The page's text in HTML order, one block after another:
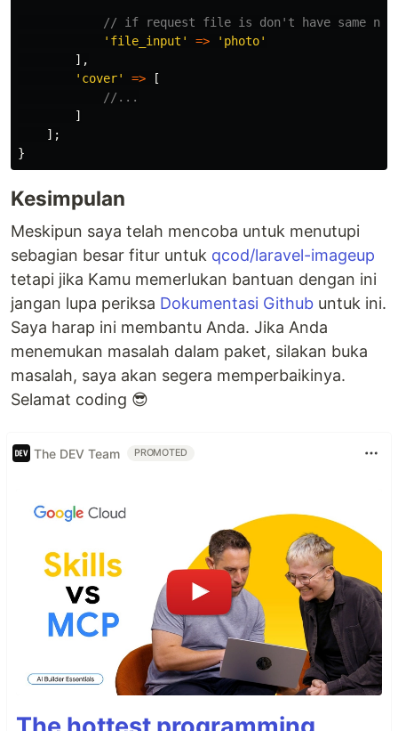
// if request file is don't have same
'file_input'
=>
'photo'
],
'cover'
=>
[
//...
]
];
}
Kesimpulan
Meskipun saya telah mencoba untuk menutupi
sebagian besar fitur untuk qcod/laravel-imageup
tetapi jika Kamu memerlukan bantuan dengan ini
jangan lupa periksa Dokumentasi Github untuk ini.
Saya harap ini membantu Anda. Jika Anda
menemukan masalah dalam paket, silakan buka
masalah, saya akan segera memperbaikinya.
Selamat coding 😎
The DEV Team PROMOTED